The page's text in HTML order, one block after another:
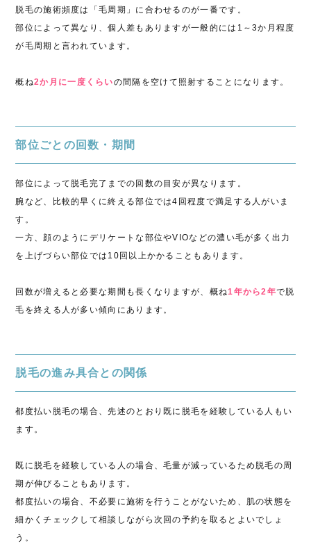
脱毛の施術頻度は「毛周期」に合わせるのが一番です。
部位によって異なり、個人差もありますが一般的には1～3か月程度
が毛周期と言われています。
概ね2か月に一度くらいの間隔を空けて照射することになります。
部位ごとの回数・期間
部位によって脱毛完了までの回数の目安が異なります。
腕など、比較的早くに終える部位では4回程度で満足する人がいま
す。
一方、顔のようにデリケートな部位やVIOなどの濃い毛が多く出力
を上げづらい部位では10回以上かかることもあります。
回数が増えると必要な期間も長くなりますが、概ね1年から2年で脱
毛を終える人が多い傾向にあります。
脱毛の進み具合との関係
都度払い脱毛の場合、先述のとおり既に脱毛を経験している人もい
ます。
既に脱毛を経験している人の場合、毛量が減っているため脱毛の周
期が伸びることもあります。
都度払いの場合、不必要に施術を行うことがないため、肌の状態を
細かくチェックして相談しながら次回の予約を取るとよいでしょ
う。